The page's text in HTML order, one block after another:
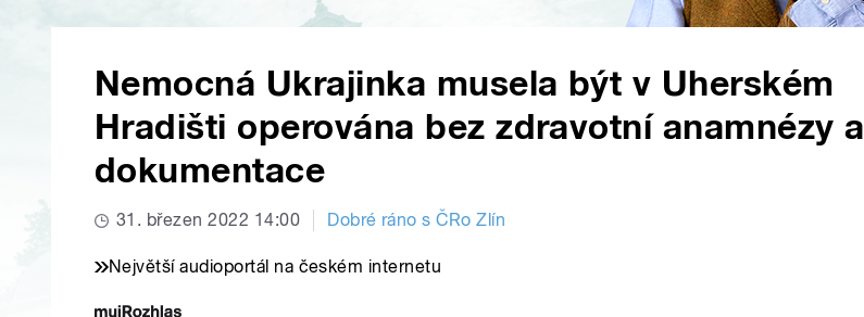
Nemocná Ukrajinka musela být v Uherském
Hradišti operována bez zdravotní anamnézy a
dokumentace
31. březen 2022 14:00 Dobré ráno s ČRo Zlín
Největší audioportál na českém internetu